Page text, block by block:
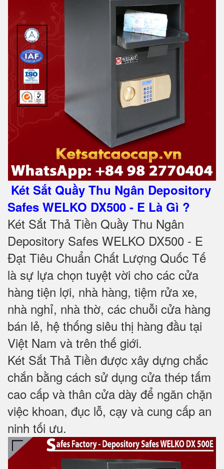
Két Sắt Quầy Thu Ngân Depository
Safes WELKO DX500 - E Là Gì ?
Két Sắt Thả Tiền Quầy Thu Ngân
Depository Safes WELKO DX500 - E
Đạt Tiêu Chuẩn Chất Lượng Quốc Tế
là sự lựa chọn tuyệt vời cho các cửa
hàng tiện lợi, nhà hàng, tiệm rửa xe,
nhà nghỉ, nhà thờ, các chuỗi cửa hàng
bán lẻ, hệ thống siêu thị hàng đầu tại
Việt Nam và trên thế giới.
Két Sắt Thả Tiền được xây dựng chắc
chắn bằng cách sử dụng cửa thép tấm
cao cấp và thân cửa dày để ngăn chặn
việc khoan, đục lỗ, cạy và cung cấp an
ninh tối ưu.